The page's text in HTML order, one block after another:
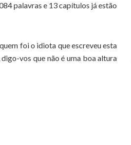
palavras e 13 capítulos já estão
foi o idiota que escreveu esta
vos que não é uma boa altura